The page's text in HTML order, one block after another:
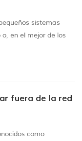
sistemas
en el mejor de los
ambiente para
y al mismo tiempo
fuera de la red
como